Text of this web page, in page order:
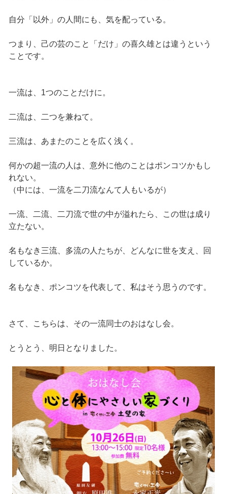
自分「以外」の人間にも、気を配っている。
つまり、己の芸のこと「だけ」の喜久雄とは違うという
ことです。
一流は、1つのことだけに。
二流は、二つを兼ねて。
三流は、あまたのことを広く浅く。
何かの超一流の人は、意外に他のことはポンコツかもし
れない。
（中には、一流を二刀流なんて人もいるが）
一流、二流、二刀流で世の中が溢れたら、この世は成り
立たない。
名もなき三流、多流の人たちが、どんなに世を支え、回
しているか。
名もなき、ポンコツを代表して、私はそう思うのです。
さて、こちらは、その一流同士のおはなし会。
とうとう、明日となりました。